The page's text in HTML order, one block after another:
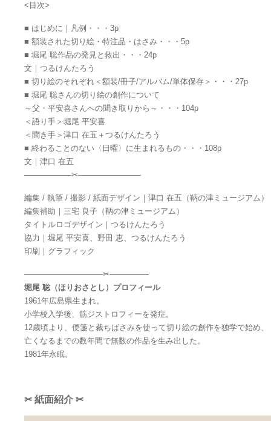
<目次>
■ はじめに｜凡例・・・3p
■ 額装された切り絵・特注品・はさみ・・・5p
■ 堀尾 聡作品の発見と救出・・・24p
文｜つるけんたろう
■ 切り絵のそれぞれ＜額装/冊子/アルバム/単体保存＞・・・27p
■ 堀尾 聡さんの切り絵の創作について
～父・平安喜さんへの聞き取りから～・・・104p
＜語り手＞堀尾 平安喜
＜聞き手＞津口 在五＋つるけんたろう
■ 終わることのない〈日曜〉に生まれるもの・・・108p
文｜津口 在五
——————✂————————
編集 / 執筆 / 撮影 / 紙面デザイン｜津口 在五（鞆の津ミュージアム）
編集補助｜三宅 良子（鞆の津ミュージアム）
タイトルロゴデザイン｜つるけんたろう
協力｜堀尾 平安喜、野田 恵、つるけんたろう
印刷｜グラフィック
——————————✂—————
堀尾 聡（ほりおさとし）プロフィール
1961年広島県生まれ。
小学校入学後、筋ジストロフィーを発症。
12歳頃より、便箋と裁ちばさみを使って切り絵の創作を独学で始め、
亡くなるまでの数年間で無数の作品を生み出した。
1981年永眠。
✂ 紙面紹介 ✂